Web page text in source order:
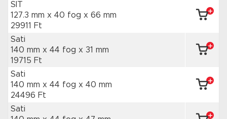
SIT
127.3 mm x 40 fog x 66 mm
29911 Ft
Sati
140 mm x 44 fog x 31 mm
19715 Ft
Sati
140 mm x 44 fog x 40 mm
24496 Ft
Sati